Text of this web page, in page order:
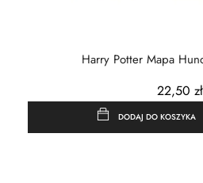
Harry Potter Mapa
22,50 zł
DODAJ DO KOSZYKA